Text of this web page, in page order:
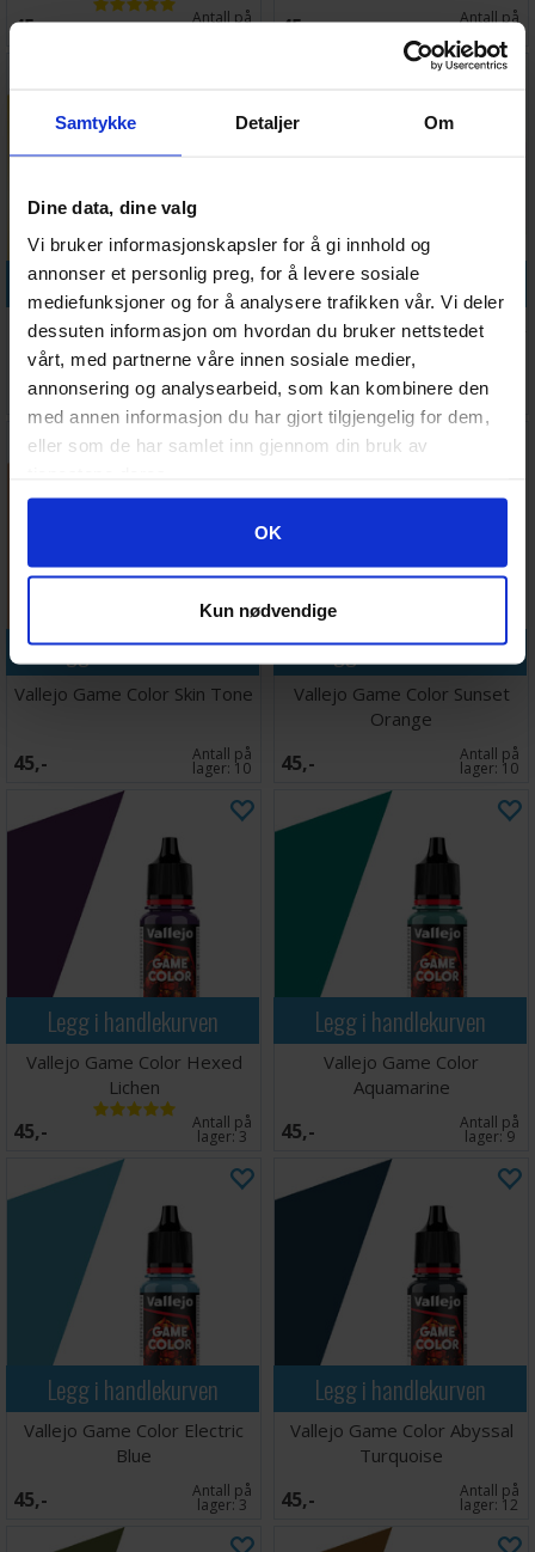
Samtykke Detaljer Om
Dine data, dine valg
Vi bruker informasjonskapsler for å gi innhold og
annonser et personlig preg, for å levere sosiale
mediefunksjoner og for å analysere trafikken vår. Vi deler
dessuten informasjon om hvordan du bruker nettstedet
vårt, med partnerne våre innen sosiale medier,
annonsering og analysearbeid, som kan kombinere den
med annen informasjon du har gjort tilgjengelig for dem,
eller som de har samlet inn gjennom din bruk av
Googles retningslinjer for personvern
OK
Kun nødvendige
45,- Antall på 45,- Antall på
Legg i handlekurven
Vallejo Game Color Polished
Gold
45,- Antall på
lager:9
Legg i handlekurven
Vallejo Game Color Set Orcs &
Goblins
319,- Antall på
lager:
Legg i handlekurven
Vallejo Game Color Skin Tone
45,- Antall på
lager: 10
Legg i handlekurven
Vallejo Game Color Sunset
Orange
45,- Antall på
lager: 10
Legg i handlekurven
Vallejo Game Color Hexed
Lichen
45,- Antall på
lager:3
Legg i handlekurven
Vallejo Game Color
Aquamarine
45,- Antall på
lager:9
Legg i handlekurven
Vallejo Game Color Electric
Blue
45,- Antall på
lager:3
Legg i handlekurven
Vallejo Game Color Abyssal
Turquoise
45,- Antall på
lager: 12